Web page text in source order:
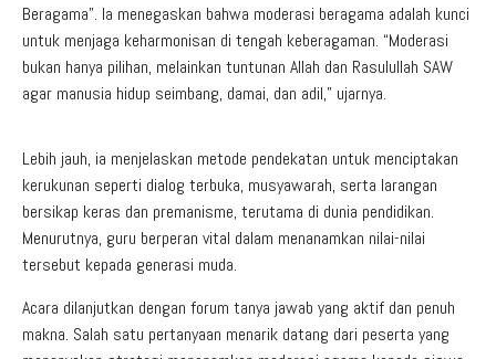
Beragama”. Ia menegaskan bahwa moderasi beragama adalah kunci
untuk menjaga keharmonisan di tengah keberagaman. “Moderasi
bukan hanya pilihan, melainkan tuntunan Allah dan Rasulullah SAW
agar manusia hidup seimbang, damai, dan adil,” ujarnya.
Lebih jauh, ia menjelaskan metode pendekatan untuk menciptakan
kerukunan seperti dialog terbuka, musyawarah, serta larangan
bersikap keras dan premanisme, terutama di dunia pendidikan.
Menurutnya, guru berperan vital dalam menanamkan nilai-nilai
tersebut kepada generasi muda.
Acara dilanjutkan dengan forum tanya jawab yang aktif dan penuh
makna. Salah satu pertanyaan menarik datang dari peserta yang